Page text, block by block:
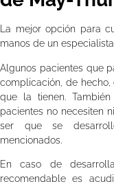
La mejor opción para
manos de un
Algunos pacientes que
complicación, de
que la tienen.
pacientes no necesiten
ser que se
mencionados.
En caso de
recomendable es